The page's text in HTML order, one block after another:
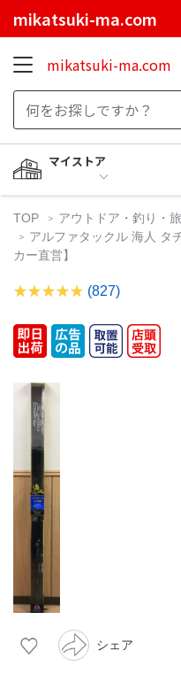
mikatsuki-ma.com
mikatsuki-ma.com
マイストア
TOP アウトドア・釣り・
アルファタックル 海人 タ
カー直営】
(827)
シェア